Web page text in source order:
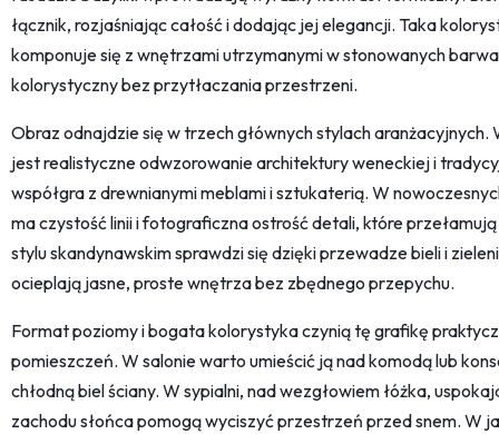
łącznik, rozjaśniając całość i dodając jej elegancji. Taka
komponuje się z wnętrzami utrzymanymi w stonowanych
kolorystyczny bez przytłaczania przestrzeni.
Obraz odnajdzie się w trzech głównych stylach
jest realistyczne odwzorowanie architektury weneckiej i
współgra z drewnianymi meblami i sztukaterią. W
ma czystość linii i fotograficzna ostrość detali, które
stylu skandynawskim sprawdzi się dzięki przewadze bieli i
ocieplają jasne, proste wnętrza bez zbędnego przepychu.
Format poziomy i bogata kolorystyka czynią tę grafikę
pomieszczeń. W salonie warto umieścić ją nad komodą lub
chłodną biel ściany. W sypialni, nad wezgłowiem łóżka,
zachodu słońca pomogą wyciszyć przestrzeń przed snem. W